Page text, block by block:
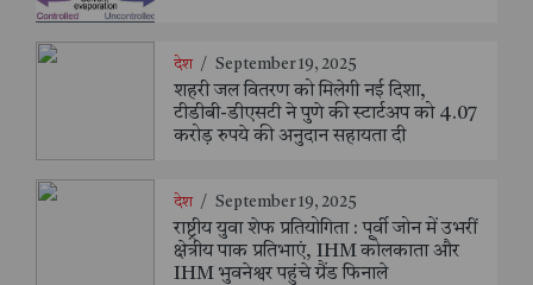
देश / September 19, 2025
शहरी जल वितरण को मिलेगी नई दिशा,
टीडीबी-डीएसटी ने पुणे की स्टार्टअप को 4.07
करोड़ रुपये की अनुदान सहायता दी
देश / September 19, 2025
राष्ट्रीय युवा शेफ प्रतियोगिता : पूर्वी जोन में उभरीं
क्षेत्रीय पाक प्रतिभाएं, IHM कोलकाता और
IHM भुवनेश्वर पहुंचे ग्रैंड फिनाले